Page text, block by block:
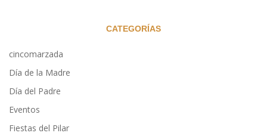
CATEGORÍAS
cincomarzada
Día de la Madre
Día del Padre
Eventos
Fiestas del Pilar